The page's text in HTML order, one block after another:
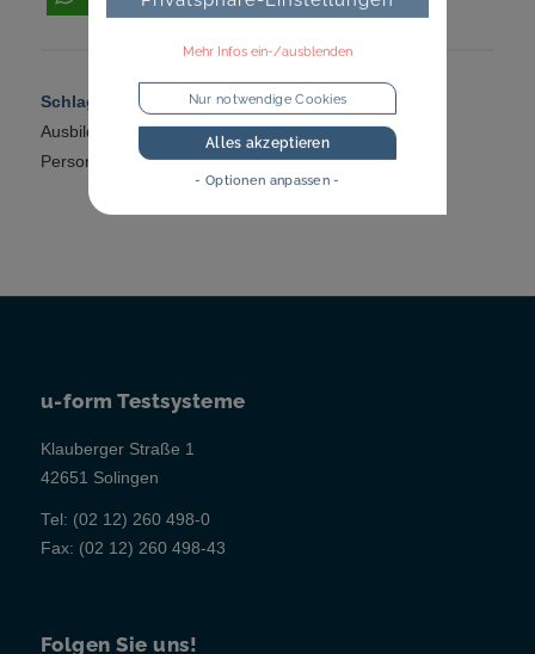
Schlagworte: Ausbildungsmanagement,
Ausbildungsmarketing,Interview,Motivation,
Personalbindung
u-form Testsysteme
Klauberger Straße 1
42651 Solingen
Tel: (02 12) 260 498-0
Fax: (02 12) 260 498-43
Folgen Sie uns!
Mehr Infos ein-/ausblenden
Nur notwendige Cookies
Alles akzeptieren
- Optionen anpassen -